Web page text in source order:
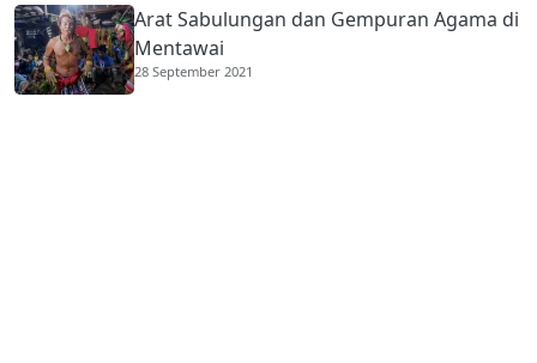
Arat Sabulungan dan Gempuran Agama di
Mentawai
28 September 2021